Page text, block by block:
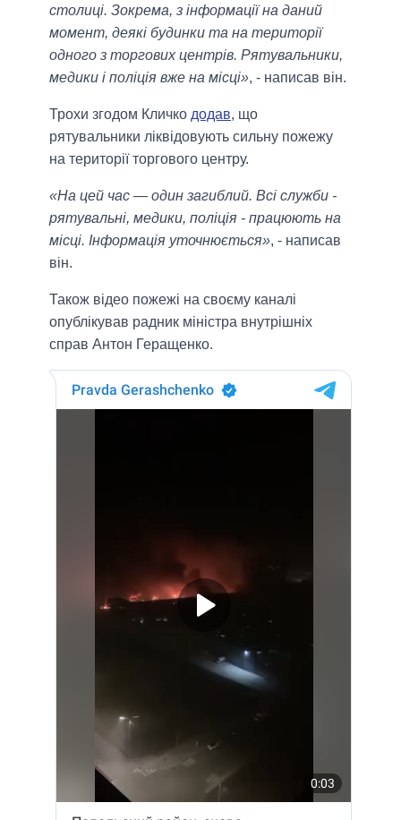
столиці. Зокрема, з інформації на даний
момент, деякі будинки та на території
одного з торгових центрів. Рятувальники,
медики і поліція вже на місці», - написав він.
Трохи згодом Кличко додав, що
рятувальники ліквідовують сильну пожежу
на території торгового центру.
«На цей час — один загиблий. Всі служби -
рятувальні, медики, поліція - працюють на
місці. Інформація уточнюється», - написав
він.
Також відео пожежі на своєму каналі
опублікував радник міністра внутрішніх
справ Антон Геращенко.